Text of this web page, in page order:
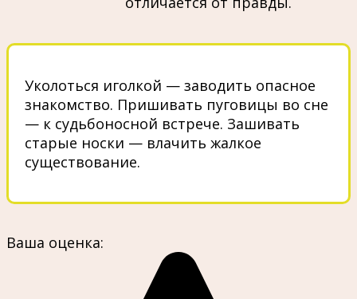
Уколоться иголкой — заводить опасное
знакомство. Пришивать пуговицы во сне
— к судьбоносной встрече. Зашивать
старые носки — влачить жалкое
существование.
Ваша оценка: